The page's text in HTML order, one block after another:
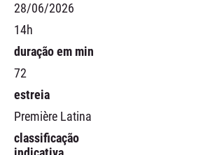
28/06/2026
14h
duração em min
72
estreia
Première Latina
classificação